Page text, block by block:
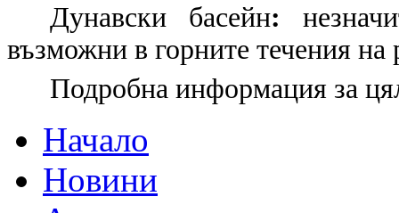
Дунавски басейн:
възможни в горните течения
Подробна информация за
Начало
Новини